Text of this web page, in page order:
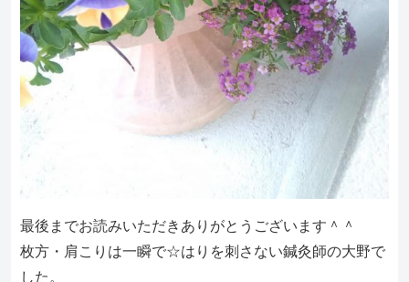
最後までお読みいただきありがとうございます＾＾
枚方・肩こりは一瞬で☆はりを刺さない鍼灸師の大野で
した。